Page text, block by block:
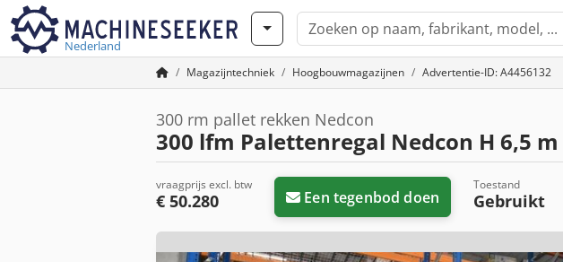
Nederland
Magazijntechniek Hoogbouwmagazijnen Advertentie-ID: A4456132
300 rm pallet rekken Nedcon
300 lfm Palettenregal Nedcon H 6,5 m
vraagprijs excl. btw
€ 50.280 Een tegenbod doen
Toestand
Gebruikt